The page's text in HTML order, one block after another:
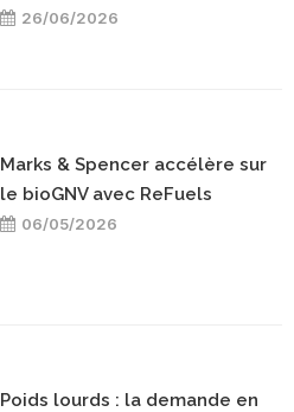
26/06/2026
Marks & Spencer accélère sur
le bioGNV avec ReFuels
06/05/2026
Poids lourds : la demande en